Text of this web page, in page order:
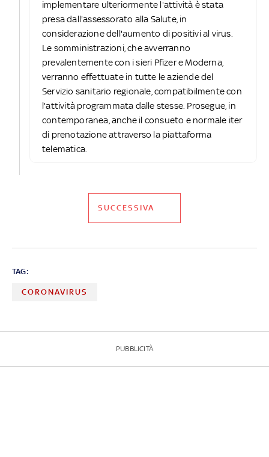
implementare ulteriormente l'attività è stata
presa dall'assessorato alla Salute, in
considerazione dell'aumento di positivi al virus.
Le somministrazioni, che avverranno
prevalentemente con i sieri Pfizer e Moderna,
verranno effettuate in tutte le aziende del
Servizio sanitario regionale, compatibilmente con
l'attività programmata dalle stesse. Prosegue, in
contemporanea, anche il consueto e normale iter
di prenotazione attraverso la piattaforma
telematica.
SUCCESSIVA
TAG:
CORONAVIRUS
PUBBLICITÀ